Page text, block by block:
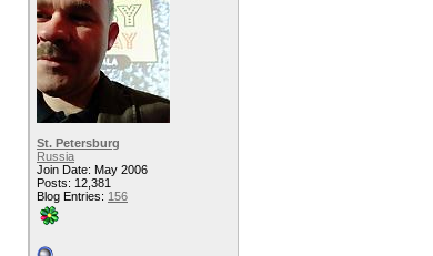
St. Petersburg
Russia
Join Date: May 2006
Posts: 12,381
Blog Entries: 156